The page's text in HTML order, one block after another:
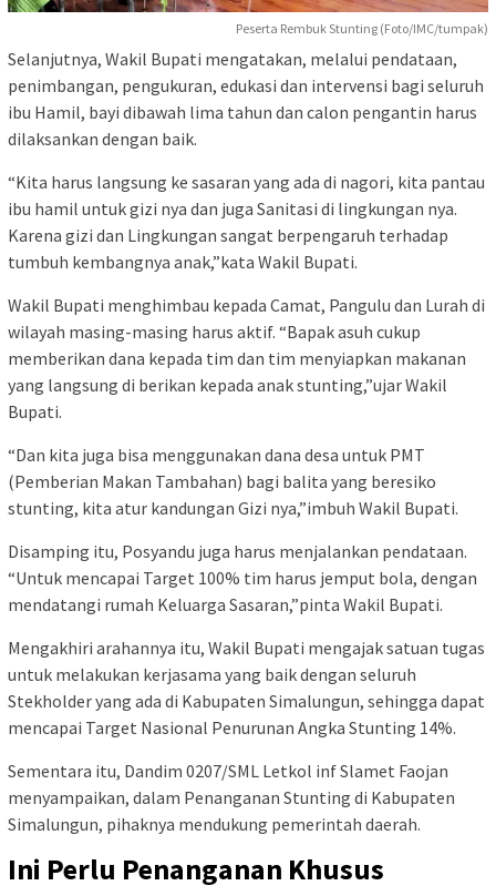
Peserta Rembuk Stunting (Foto/IMC/tumpak)
Selanjutnya, Wakil Bupati mengatakan, melalui pendataan,
penimbangan, pengukuran, edukasi dan intervensi bagi seluruh
ibu Hamil, bayi dibawah lima tahun dan calon pengantin harus
dilaksankan dengan baik.
“Kita harus langsung ke sasaran yang ada di nagori, kita pantau
ibu hamil untuk gizi nya dan juga Sanitasi di lingkungan nya.
Karena gizi dan Lingkungan sangat berpengaruh terhadap
tumbuh kembangnya anak,”kata Wakil Bupati.
Wakil Bupati menghimbau kepada Camat, Pangulu dan Lurah di
wilayah masing-masing harus aktif. “Bapak asuh cukup
memberikan dana kepada tim dan tim menyiapkan makanan
yang langsung di berikan kepada anak stunting,”ujar Wakil
Bupati.
“Dan kita juga bisa menggunakan dana desa untuk PMT
(Pemberian Makan Tambahan) bagi balita yang beresiko
stunting, kita atur kandungan Gizi nya,”imbuh Wakil Bupati.
Disamping itu, Posyandu juga harus menjalankan pendataan.
“Untuk mencapai Target 100% tim harus jemput bola, dengan
mendatangi rumah Keluarga Sasaran,”pinta Wakil Bupati.
Mengakhiri arahannya itu, Wakil Bupati mengajak satuan tugas
untuk melakukan kerjasama yang baik dengan seluruh
Stekholder yang ada di Kabupaten Simalungun, sehingga dapat
mencapai Target Nasional Penurunan Angka Stunting 14%.
Sementara itu, Dandim 0207/SML Letkol inf Slamet Faojan
menyampaikan, dalam Penanganan Stunting di Kabupaten
Simalungun, pihaknya mendukung pemerintah daerah.
Ini Perlu Penanganan Khusus